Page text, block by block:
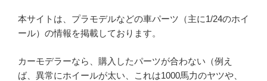
本サイトは、プラモデルなどの車パーツ（主に1/24のホイ
ール）の情報を掲載しております。
カーモデラーなら、購入したパーツが合わない（例え
ば、異常にホイールが太い、これは1000馬力のヤツや、